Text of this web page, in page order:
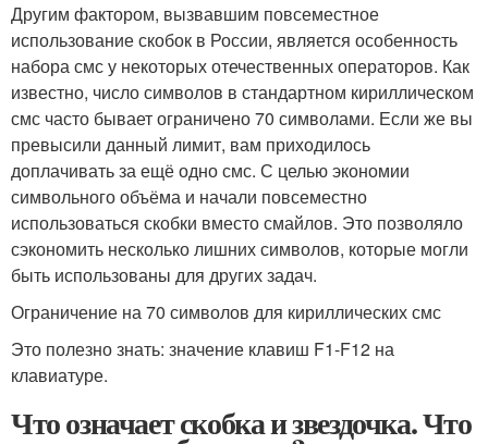
Другим фактором, вызвавшим повсеместное
использование скобок в России, является особенность
набора смс у некоторых отечественных операторов. Как
известно, число символов в стандартном кириллическом
смс часто бывает ограничено 70 символами. Если же вы
превысили данный лимит, вам приходилось
доплачивать за ещё одно смс. С целью экономии
символьного объёма и начали повсеместно
использоваться скобки вместо смайлов. Это позволяло
сэкономить несколько лишних символов, которые могли
быть использованы для других задач.
Ограничение на 70 символов для кириллических смс
Это полезно знать: значение клавиш F1-F12 на
клавиатуре.
Что означает скобка и звездочка. Что